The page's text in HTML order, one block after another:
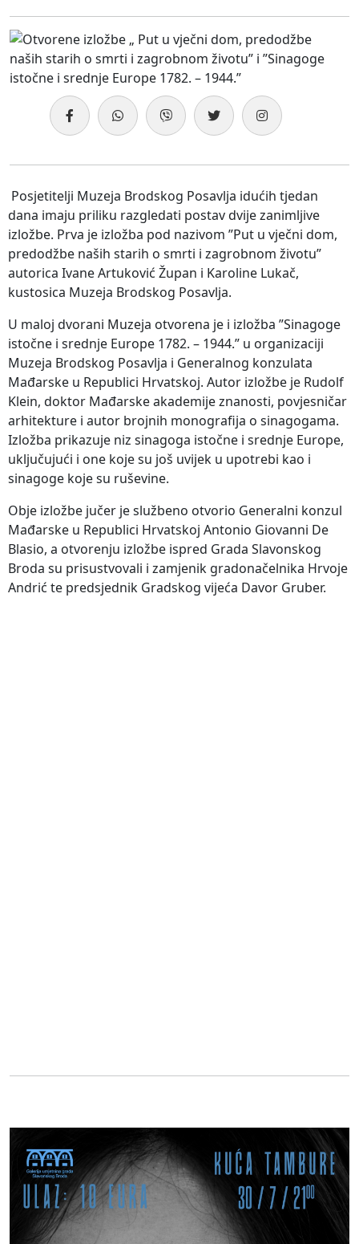
Posjetitelji Muzeja Brodskog Posavlja idućih tjedan
dana imaju priliku razgledati postav dvije zanimljive
izložbe. Prva je izložba pod nazivom ”Put u vječni dom,
predodžbe naših starih o smrti i zagrobnom životu”
autorica Ivane Artuković Župan i Karoline Lukač,
kustosica Muzeja Brodskog Posavlja.
U maloj dvorani Muzeja otvorena je i izložba ”Sinagoge
istočne i srednje Europe 1782. – 1944.” u organizaciji
Muzeja Brodskog Posavlja i Generalnog konzulata
Mađarske u Republici Hrvatskoj. Autor izložbe je Rudolf
Klein, doktor Mađarske akademije znanosti, povjesničar
arhitekture i autor brojnih monografija o sinagogama.
Izložba prikazuje niz sinagoga istočne i srednje Europe,
uključujući i one koje su još uvijek u upotrebi kao i
sinagoge koje su ruševine.
Obje izložbe jučer je službeno otvorio Generalni konzul
Mađarske u Republici Hrvatskoj Antonio Giovanni De
Blasio, a otvorenju izložbe ispred Grada Slavonskog
Broda su prisustvovali i zamjenik gradonačelnika Hrvoje
Andrić te predsjednik Gradskog vijeća Davor Gruber.